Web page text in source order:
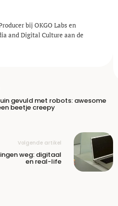
bij OKGO Labs en
and Digital Culture aan de
gevuld met robots: awesome
beetje creepy
Volgende artikel
weg: digitaal
en real-life